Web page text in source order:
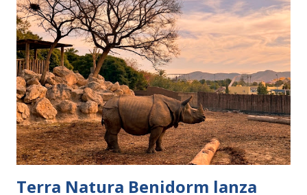
elefante o chimpancé. Valencia, 7 de abril de 2026.- El
cambio de estación marca también el ritmo de vida en
BIOPARC Valencia. Las temperaturas primaverales
permiten el regreso al exterior de algunas especies más
sensibles al frío como las tortugas, en este caso la de
Aldabra (Aldabrachelys gigantea) y la de espolones africana
(Centrochelys sulcata). Las personas que visitan el parque
de animales pueden, además de admirar la parte más tier...
Terra Natura Benidorm lanza